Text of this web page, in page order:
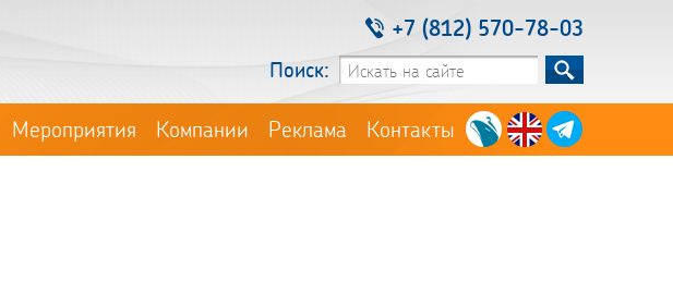
+7 (812) 570-78-03
Поиск:
Мероприятия Компании Реклама Контакты